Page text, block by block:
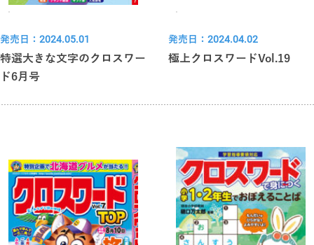
発売日：2024.05.01
特選大きな文字のクロスワー
ド6月号
発売日：2024.04.02
極上クロスワードVol.19